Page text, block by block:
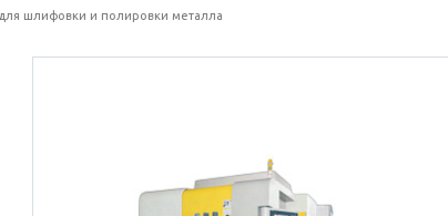
шлифовки и полировки металла